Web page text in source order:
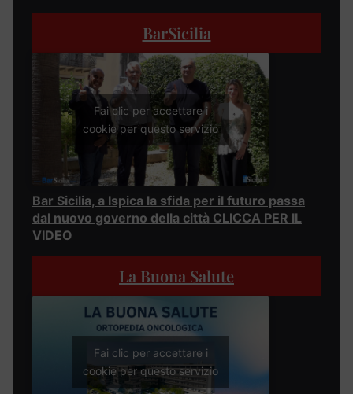
BarSicilia
Fai clic per accettare i
cookie per questo servizio
Bar Sicilia, a Ispica la sfida per il futuro passa
dal nuovo governo della città CLICCA PER IL
VIDEO
La Buona Salute
Fai clic per accettare i
cookie per questo servizio